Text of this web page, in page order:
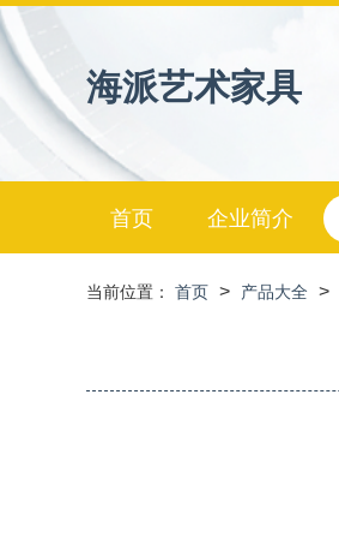
海派艺术家具
首页 企业简介
当前位置： 首页 > 产品大全 >